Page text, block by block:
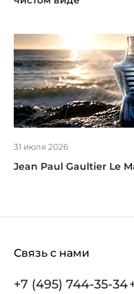
31 июля 2026
Jean Paul Gaultier Le
Связь с нами
+7 (495) 744-35-34